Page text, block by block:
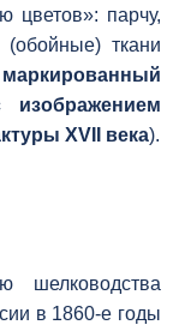
цветов»: парчу,
(обойные) ткани
XVII века).
шелководства
в 1860-е годы